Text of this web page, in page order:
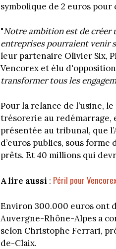
symbolique de 2 euros
"Notre ambition est de créer
entreprises pourraient venir
leur partenaire Olivier Six,
Vencorex et élu
transformer tous les
Pour la relance de l’usine,
trésorerie au redémarrage,
présentée au tribunal, que
d’euros publics, sous
prêts. Et 40 millions qui
A lire aussi : Péril pour
Environ 300.000 euros ont
Auvergne-Rhône-Alpes a
selon Christophe Ferrari,
de-Claix.